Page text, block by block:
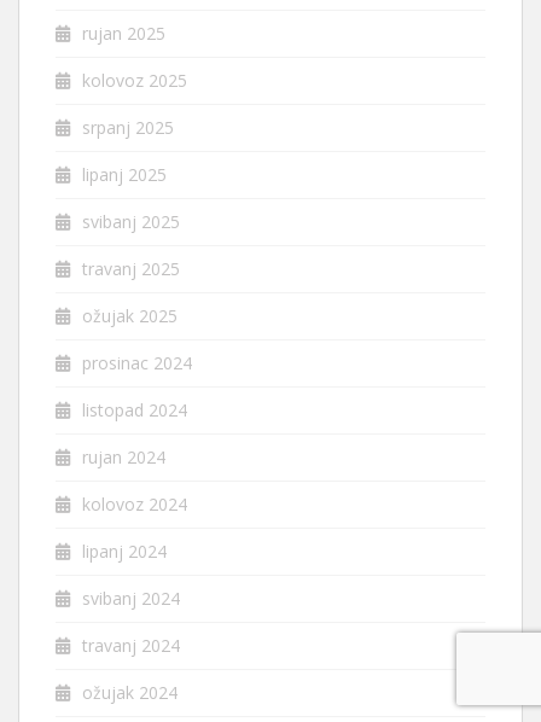
rujan 2025
kolovoz 2025
srpanj 2025
lipanj 2025
svibanj 2025
travanj 2025
ožujak 2025
prosinac 2024
listopad 2024
rujan 2024
kolovoz 2024
lipanj 2024
svibanj 2024
travanj 2024
ožujak 2024